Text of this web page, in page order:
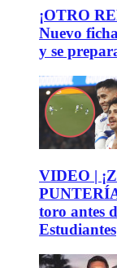
¡OTRO
Nuevo
y se
VIDEO |
toro antes
Estudiantes